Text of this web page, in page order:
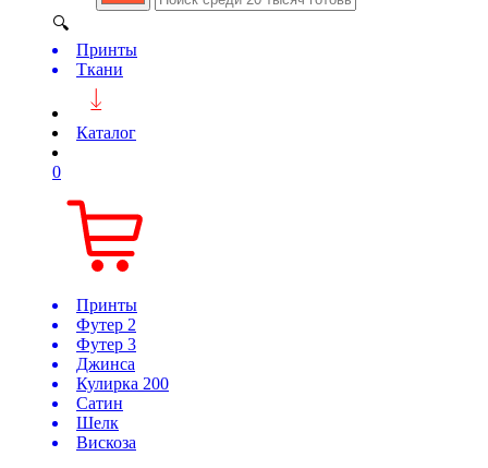
🔍
Принты
Ткани
Каталог
0
Принты
Футер 2
Футер 3
Джинса
Кулирка 200
Сатин
Шелк
Вискоза